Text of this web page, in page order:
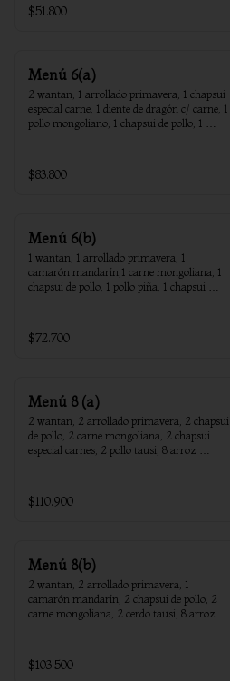
$51.800
Menú 6(a)
2 wantan, 1 arrollado primavera, 1 chapsui
especial carne, 1 diente de dragón c/ carne, 1
pollo mongoliano, 1 chapsui de pollo, 1
$83.800
Menú 6(b)
1 wantan, 1 arrollado primavera, 1
camarón mandarín,1 carne mongoliana, 1
chapsui de pollo, 1 pollo piña, 1 chapsui
$72.700
Menú 8 (a)
2 wantan, 2 arrollado primavera, 2 chapsui
de pollo, 2 carne mongoliana, 2 chapsui
especial carnes, 2 pollo tausi, 8 arroz
$110.900
Menú 8(b)
2 wantan, 2 arrollado primavera, 1
camarón mandarín, 2 chapsui de pollo, 2
carne mongoliana, 2 cerdo tausi, 8 arroz
$103.500